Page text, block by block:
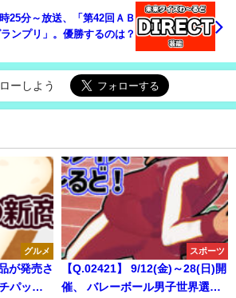
25分～放送、「第42回ＡＢ
ンプリ」。優勝するのは？
ーしよう
グルメ
が発売さ
パッ
スポーツ
【Q.02421】 9/12(金)～28(日)開
催、 バレーボール男子世界選手